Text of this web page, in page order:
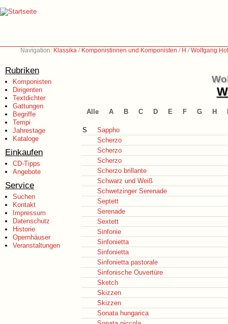
Navigation: Klassika / Komponistinnen und Komponisten / H /Wolfgang
Rubriken
Komponisten
Dirigenten
Textdichter
Gattungen
Begriffe
Tempi
Jahrestage
Kataloge
Einkaufen
CD-Tipps
Angebote
Service
Suchen
Kontakt
Impressum
Datenschutz
Historie
Opernhäuser
Veranstaltungen
Alle A B C D E F G H
S
Sappho
Scherzo
Scherzo
Scherzo
Scherzo brillante
Schwarz und Weiß
Schwetzinger Serenade
Septett
Serenade
Sextett
Sinfonie
Sinfonietta
Sinfonietta
Sinfonietta pastorale
Sinfonische Ouvertüre
Sketch
Skizzen
Skizzen
Sonata hungarica